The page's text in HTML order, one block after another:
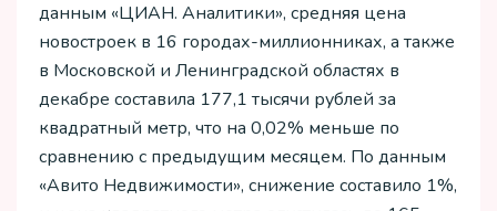
данным «ЦИАН. Аналитики», средняя цена
новостроек в 16 городах-миллионниках, а также
в Московской и Ленинградской областях в
декабре составила 177,1 тысячи рублей за
квадратный метр, что на 0,02% меньше по
сравнению с предыдущим месяцем. По данным
«Авито Недвижимости», снижение составило 1%,